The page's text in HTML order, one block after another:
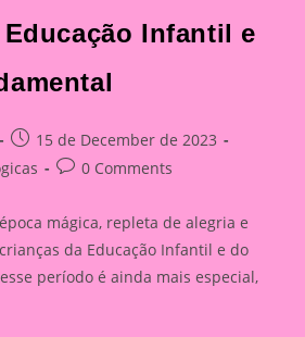
Infantil e
Post
published:
15 de December de 2023
Post0 Comments
mágica, repleta de alegria e
da Educação Infantil e do
período é ainda mais especial,